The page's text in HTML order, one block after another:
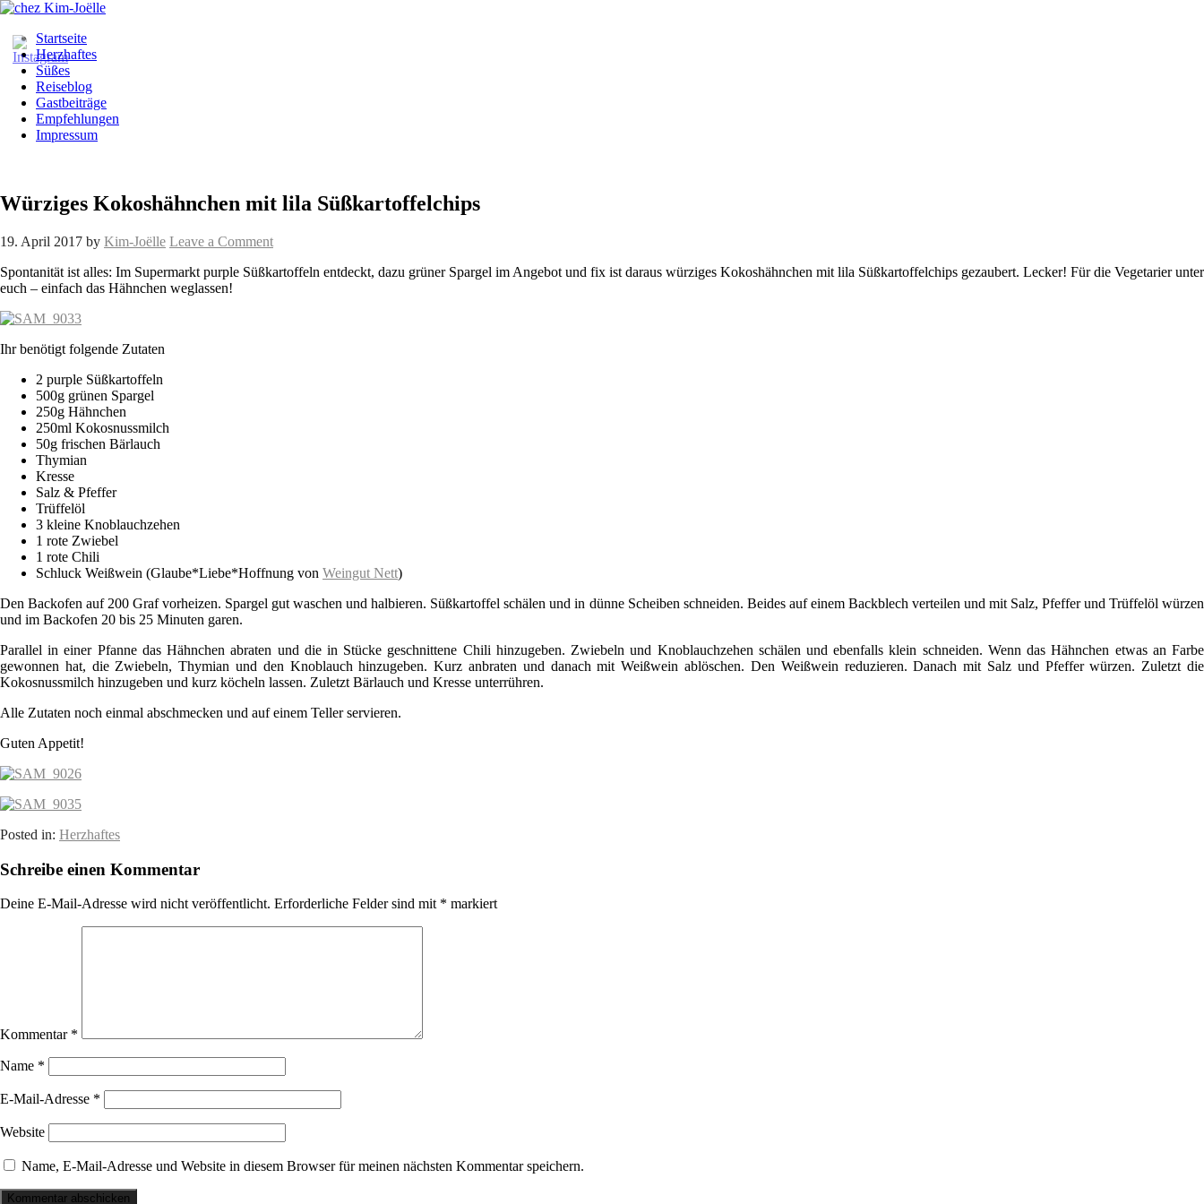
Startseite
Herzhaftes
Süßes
Reiseblog
Gastbeiträge
Empfehlungen
Impressum
Würziges Kokoshähnchen mit lila Süßkartoffelchips
19. April 2017 by Kim-Joëlle Leave a Comment
Spontanität ist alles: Im Supermarkt purple Süßkartoffeln entdeckt, dazu grüner Spargel im Angebot und fix ist daraus würziges Kokoshähnchen mit lila Süßkartoffelchips gezaubert. Lecker! Für die Vegetarier unter
euch – einfach das Hähnchen weglassen!
Ihr benötigt folgende Zutaten
2 purple Süßkartoffeln
500g grünen Spargel
250g Hähnchen
250ml Kokosnussmilch
50g frischen Bärlauch
Thymian
Kresse
Salz & Pfeffer
Trüffelöl
3 kleine Knoblauchzehen
1 rote Zwiebel
1 rote Chili
Schluck Weißwein (Glaube*Liebe*Hoffnung von Weingut Nett)
Den Backofen auf 200 Graf vorheizen. Spargel gut waschen und halbieren. Süßkartoffel schälen und in dünne Scheiben schneiden. Beides auf einem Backblech verteilen und mit Salz, Pfeffer und Trüffelöl würzen
und im Backofen 20 bis 25 Minuten garen.
Parallel in einer Pfanne das Hähnchen abraten und die in Stücke geschnittene Chili hinzugeben. Zwiebeln und Knoblauchzehen schälen und ebenfalls klein schneiden. Wenn das Hähnchen etwas an Farbe
gewonnen hat, die Zwiebeln, Thymian und den Knoblauch hinzugeben. Kurz anbraten und danach mit Weißwein ablöschen. Den Weißwein reduzieren. Danach mit Salz und Pfeffer würzen. Zuletzt die
Kokosnussmilch hinzugeben und kurz köcheln lassen. Zuletzt Bärlauch und Kresse unterrühren.
Alle Zutaten noch einmal abschmecken und auf einem Teller servieren.
Guten Appetit!
Posted in: Herzhaftes
Schreibe einen Kommentar
Deine E-Mail-Adresse wird nicht veröffentlicht. Erforderliche Felder sind mit * markiert
Kommentar *
Name *
E-Mail-Adresse *
Website
Name, E-Mail-Adresse und Website in diesem Browser für meinen nächsten Kommentar speichern.